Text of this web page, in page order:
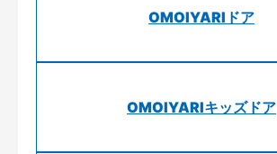
OMOIYARIドア
OMOIYARIキッズドア